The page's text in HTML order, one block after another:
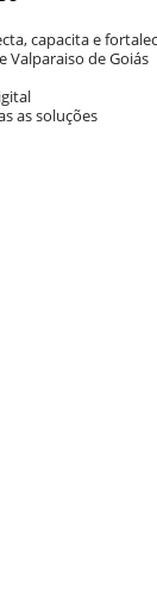
capacita e
Valparaiso de Goiás
as soluções